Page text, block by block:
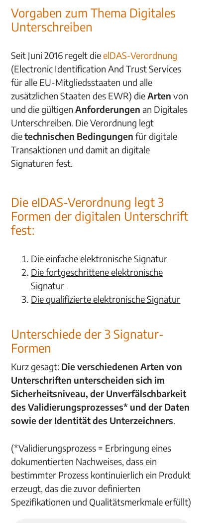
Vorgaben zum Thema Digitales
Unterschreiben
Seit Juni 2016 regelt dieelDAS-Verordnung
(Electronic Identification And Trust Services
für alle EU-Mitgliedsstaaten und alle
zusätzlichen Staaten des EWR) dieArten von
und die gültigen Anforderungen an Digitales
Unterschreiben. Die Verordnung legt
dietechnischen Bedingungen für digitale
Transaktionen und damit an digitale
Signaturen fest.
Die eIDAS-Verordnung legt 3
Formen der digitalen Unterschrift
fest:
Die einfache elektronische Signatur
Die fortgeschrittene elektronische
Signatur
Die qualifizierte elektronische Signatur
Unterschiede der 3 Signatur-
Formen
Kurz gesagt: Die verschiedenen Arten von
Unterschriften unterscheiden sich im
Sicherheitsniveau, der Unverfälschbarkeit
des Validierungsprozesses* und der Daten
sowie der Identität des Unterzeichners.
(*Validierungsprozess = Erbringung eines
dokumentierten Nachweises, dass ein
bestimmter Prozess kontinuierlich ein Produkt
erzeugt, das die zuvor definierten
Spezifikationen und Qualitätsmerkmale erfüllt)